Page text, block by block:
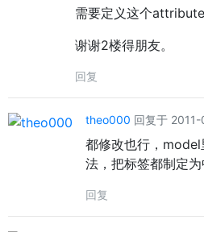
需要定义这个
谢谢2楼得朋友。
回复
theo000 回复于
都修改也行，
法，把标签都制定
回复